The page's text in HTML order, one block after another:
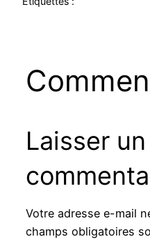
Laisser un
Votre adresse e-mail
champs obligatoires